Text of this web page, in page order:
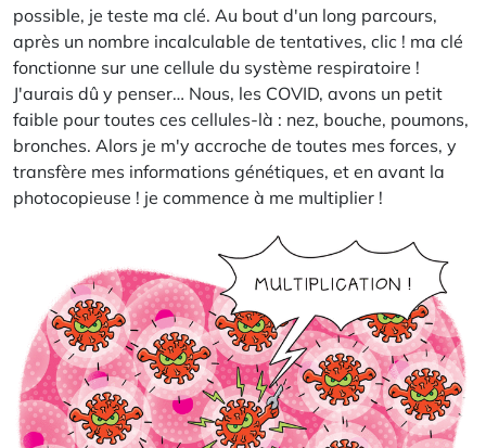
possible, je teste ma clé. Au bout d'un long parcours,
après un nombre incalculable de tentatives, clic ! ma clé
fonctionne sur une cellule du système respiratoire !
J'aurais dû y penser… Nous, les COVID, avons un petit
faible pour toutes ces cellules-là : nez, bouche, poumons,
bronches. Alors je m'y accroche de toutes mes forces, y
transfère mes informations génétiques, et en avant la
photocopieuse ! je commence à me multiplier !